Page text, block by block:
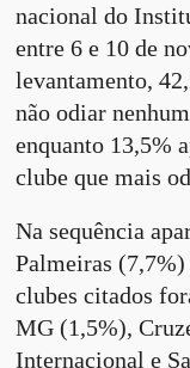
nacional do
entre 6 e 10 de
levantamento,
não odiar
enquanto 13,5%
clube que mais
Na sequência
Palmeiras (7,7%)
clubes citados
MG (1,5%),
Internacional e